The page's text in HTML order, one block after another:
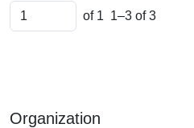
of 1 1–3 of 3
Organization